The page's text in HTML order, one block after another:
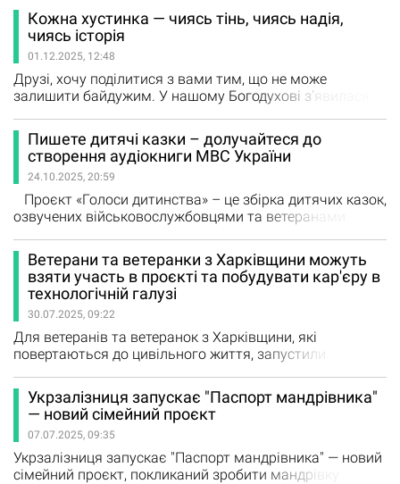
спрямованої на посилення спроможностей
поліцейських у громадах, забезпечення їх сучасним
транспортом і технікою для оперативного реагування й
підтримки безпеки населення. Богодухівський район на
заході представляв…
Кожна хустинка — чиясь тінь, чиясь надія,
чиясь історія
01.12.2025, 12:48
Друзі, хочу поділитися з вами тим, що не може
залишити байдужим. У нашому Богодухові з’явилася
нагадують: поряд із нами є ті, хто пережив біль, страх і
несправедливість. Ці хустинки — не просто тканина. Це
голоси тих, хто довго мовчав. Це знак того, що
насильство не десь у новинах —…
Пишете дитячі казки – долучайтеся до
створення аудіокниги МВС України
24.10.2025, 20:59
Проєкт «Голоси дитинства» – це збірка дитячих казок,
озвучених військовослужбовцями та ветеранами
співробітників та військовослужбовців системи МВС та
інших підрозділів сил безпеки і оборони, а також усіх
охочих українських письменників, чиї твори дарують
дітям тепло, віру й відчуття…
Ветерани та ветеранки з Харківщини можуть
взяти участь в проєкті та побудувати кар'єру в
технологічній галузі
30.07.2025, 09:22
Для ветеранів та ветеранок з Харківщини, які
повертаються до цивільного життя, запустили
поєднує профорієнтацію, навчання й супровід. Стартує
програма 31 липня — тоді відбудеться перша
безоплатна зустріч. Про це журналістам повідомили в
Kharkiv IT Cluster. У рамках проєкту учасники зможуть…
Укрзалізниця запускає "Паспорт мандрівника"
— новий сімейний проєкт
07.07.2025, 09:35
Укрзалізниця запускає "Паспорт мандрівника" — новий
сімейний проєкт, покликаний зробити мандрівку